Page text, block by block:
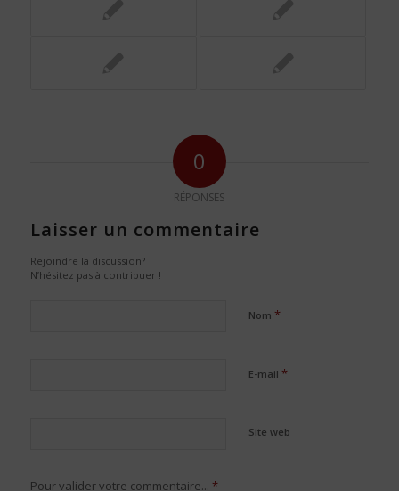
0
RÉPONSES
Laisser un commentaire
Rejoindre la discussion?
N’hésitez pas à contribuer !
Nom *
E-mail *
Site web
Pour valider votre commentaire... *